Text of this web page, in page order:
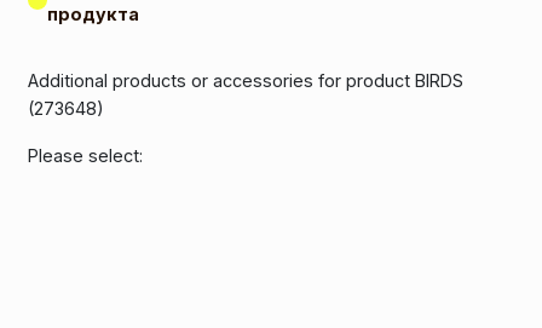
продукта
Additional products or accessories for product BIRDS
(273648)
Please select: